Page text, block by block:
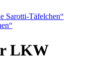
Sarotti-Täfelchen“
LKW